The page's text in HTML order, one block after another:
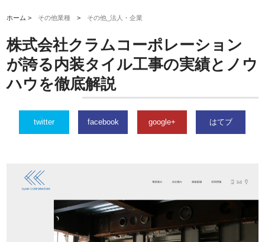
ホーム > その他業種 > その他_法人・企業
株式会社クラムコーポレーション
が誇る内装タイル工事の実績とノウ
ハウを徹底解説
twitter facebook google+ はてブ